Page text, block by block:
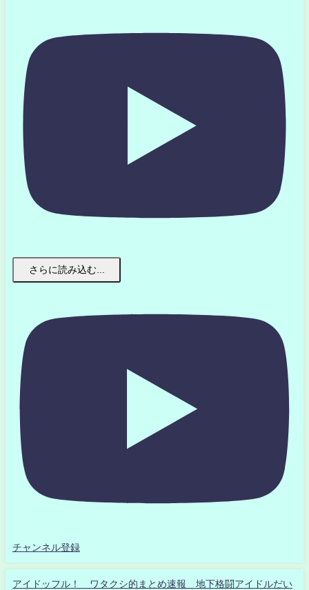
さらに読み込む...
チャンネル登録
アイドッフル！ ワタクシ的まとめ速報 地下格闘アイドルだい